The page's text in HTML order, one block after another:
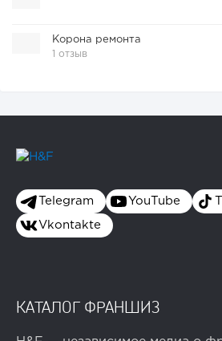
Корона ремонта
1 отзыв
Telegram YouTube
Vkontakte
КАТАЛОГ ФРАНШИЗ